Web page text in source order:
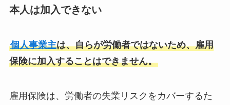
本人は加入できない
個人事業主は、自らが労働者ではないため、雇用
保険に加入することはできません。
雇用保険は、労働者の失業リスクをカバーするた